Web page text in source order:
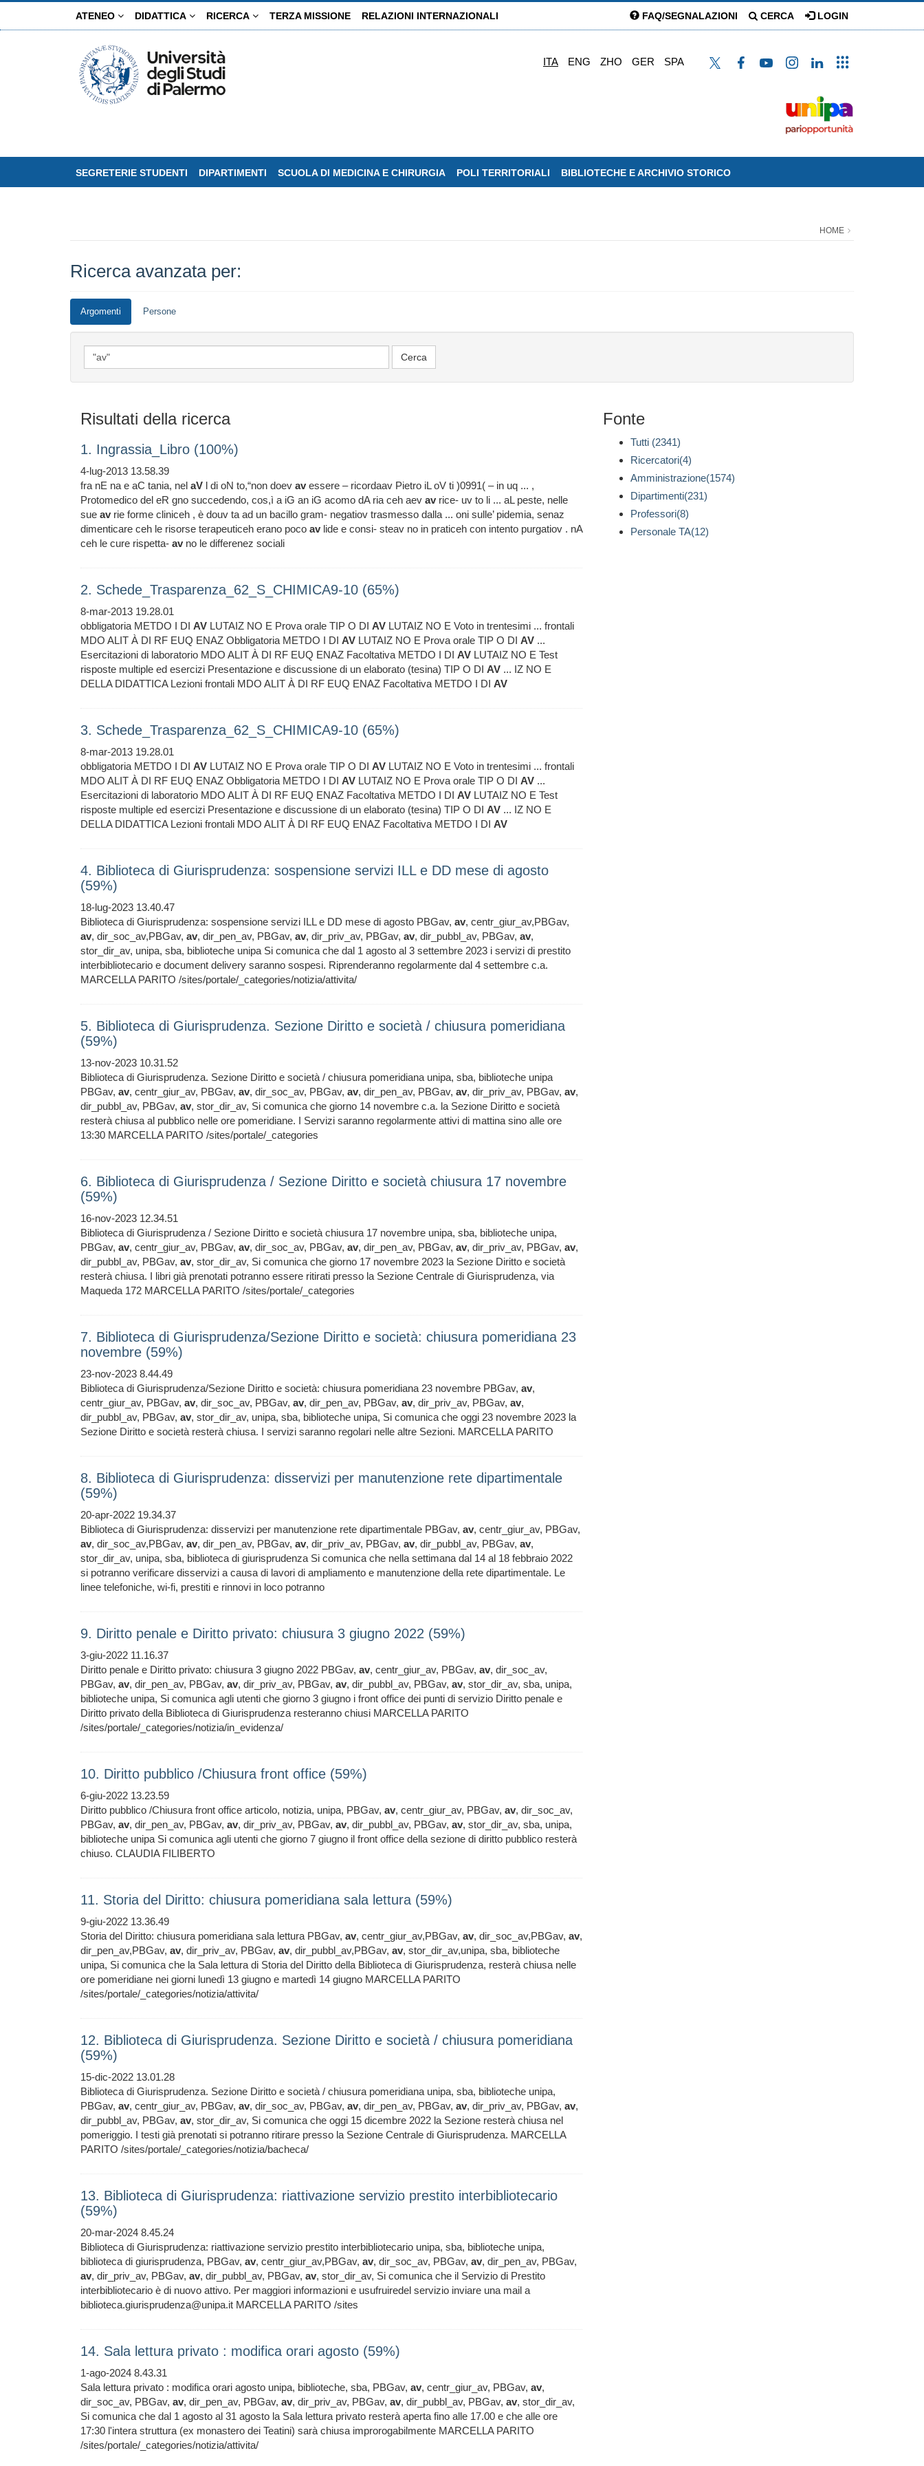
ATENEO DIDATTICA RICERCA TERZA MISSIONE RELAZIONI INTERNAZIONALI FAQ/SEGNALAZIONI CERCA LOGIN
ITA ENG ZHO GER SPA
SEGRETERIE STUDENTI DIPARTIMENTI SCUOLA DI MEDICINA E CHIRURGIA POLI TERRITORIALI BIBLIOTECHE E ARCHIVIO STORICO
HOME
Ricerca avanzata per:
Argomenti Persone
Risultati della ricerca
1. Ingrassia_Libro (100%)
4-lug-2013 13.58.39
fra nE na e aC tania, nel aV l di oN to,“non doev av essere – ricordaav Pietro iL oV ti )0991( – in uq ... ,
Protomedico del eR gno succedendo, cos,ì a iG an iG acomo dA ria ceh aev av rice- uv to li ... aL peste, nelle
sue av rie forme cliniceh , è douv ta ad un bacillo gram- negatiov trasmesso dalla ... oni sulle’ pidemia, senaz
dimenticare ceh le risorse terapeuticeh erano poco av lide e consi- steav no in praticeh con intento purgatiov . nA
ceh le cure rispetta- av no le differenez sociali
2. Schede_Trasparenza_62_S_CHIMICA9-10 (65%)
8-mar-2013 19.28.01
obbligatoria METDO I DI AV LUTAIZ NO E Prova orale TIP O DI AV LUTAIZ NO E Voto in trentesimi ... frontali
MDO ALIT À DI RF EUQ ENAZ Obbligatoria METDO I DI AV LUTAIZ NO E Prova orale TIP O DI AV ...
Esercitazioni di laboratorio MDO ALIT À DI RF EUQ ENAZ Facoltativa METDO I DI AV LUTAIZ NO E Test
risposte multiple ed esercizi Presentazione e discussione di un elaborato (tesina) TIP O DI AV ... IZ NO E
DELLA DIDATTICA Lezioni frontali MDO ALIT À DI RF EUQ ENAZ Facoltativa METDO I DI AV
3. Schede_Trasparenza_62_S_CHIMICA9-10 (65%)
8-mar-2013 19.28.01
obbligatoria METDO I DI AV LUTAIZ NO E Prova orale TIP O DI AV LUTAIZ NO E Voto in trentesimi ... frontali
MDO ALIT À DI RF EUQ ENAZ Obbligatoria METDO I DI AV LUTAIZ NO E Prova orale TIP O DI AV ...
Esercitazioni di laboratorio MDO ALIT À DI RF EUQ ENAZ Facoltativa METDO I DI AV LUTAIZ NO E Test
risposte multiple ed esercizi Presentazione e discussione di un elaborato (tesina) TIP O DI AV ... IZ NO E
DELLA DIDATTICA Lezioni frontali MDO ALIT À DI RF EUQ ENAZ Facoltativa METDO I DI AV
4. Biblioteca di Giurisprudenza: sospensione servizi ILL e DD mese di agosto
(59%)
18-lug-2023 13.40.47
Biblioteca di Giurisprudenza: sospensione servizi ILL e DD mese di agosto PBGav, av, centr_giur_av,PBGav,
av, dir_soc_av,PBGav, av, dir_pen_av, PBGav, av, dir_priv_av, PBGav, av, dir_pubbl_av, PBGav, av,
stor_dir_av, unipa, sba, biblioteche unipa Si comunica che dal 1 agosto al 3 settembre 2023 i servizi di prestito
interbibliotecario e document delivery saranno sospesi. Riprenderanno regolarmente dal 4 settembre c.a.
MARCELLA PARITO /sites/portale/_categories/notizia/attivita/
5. Biblioteca di Giurisprudenza. Sezione Diritto e società / chiusura pomeridiana
(59%)
13-nov-2023 10.31.52
Biblioteca di Giurisprudenza. Sezione Diritto e società / chiusura pomeridiana unipa, sba, biblioteche unipa
PBGav, av, centr_giur_av, PBGav, av, dir_soc_av, PBGav, av, dir_pen_av, PBGav, av, dir_priv_av, PBGav, av,
dir_pubbl_av, PBGav, av, stor_dir_av, Si comunica che giorno 14 novembre c.a. la Sezione Diritto e società
resterà chiusa al pubblico nelle ore pomeridiane. I Servizi saranno regolarmente attivi di mattina sino alle ore
13:30 MARCELLA PARITO /sites/portale/_categories
6. Biblioteca di Giurisprudenza / Sezione Diritto e società chiusura 17 novembre
(59%)
16-nov-2023 12.34.51
Biblioteca di Giurisprudenza / Sezione Diritto e società chiusura 17 novembre unipa, sba, biblioteche unipa,
PBGav, av, centr_giur_av, PBGav, av, dir_soc_av, PBGav, av, dir_pen_av, PBGav, av, dir_priv_av, PBGav, av,
dir_pubbl_av, PBGav, av, stor_dir_av, Si comunica che giorno 17 novembre 2023 la Sezione Diritto e società
resterà chiusa. I libri già prenotati potranno essere ritirati presso la Sezione Centrale di Giurisprudenza, via
Maqueda 172 MARCELLA PARITO /sites/portale/_categories
7. Biblioteca di Giurisprudenza/Sezione Diritto e società: chiusura pomeridiana 23
novembre (59%)
23-nov-2023 8.44.49
Biblioteca di Giurisprudenza/Sezione Diritto e società: chiusura pomeridiana 23 novembre PBGav, av,
centr_giur_av, PBGav, av, dir_soc_av, PBGav, av, dir_pen_av, PBGav, av, dir_priv_av, PBGav, av,
dir_pubbl_av, PBGav, av, stor_dir_av, unipa, sba, biblioteche unipa, Si comunica che oggi 23 novembre 2023 la
Sezione Diritto e società resterà chiusa. I servizi saranno regolari nelle altre Sezioni. MARCELLA PARITO
8. Biblioteca di Giurisprudenza: disservizi per manutenzione rete dipartimentale
(59%)
20-apr-2022 19.34.37
Biblioteca di Giurisprudenza: disservizi per manutenzione rete dipartimentale PBGav, av, centr_giur_av, PBGav,
av, dir_soc_av,PBGav, av, dir_pen_av, PBGav, av, dir_priv_av, PBGav, av, dir_pubbl_av, PBGav, av,
stor_dir_av, unipa, sba, biblioteca di giurisprudenza Si comunica che nella settimana dal 14 al 18 febbraio 2022
si potranno verificare disservizi a causa di lavori di ampliamento e manutenzione della rete dipartimentale. Le
linee telefoniche, wi-fi, prestiti e rinnovi in loco potranno
9. Diritto penale e Diritto privato: chiusura 3 giugno 2022 (59%)
3-giu-2022 11.16.37
Diritto penale e Diritto privato: chiusura 3 giugno 2022 PBGav, av, centr_giur_av, PBGav, av, dir_soc_av,
PBGav, av, dir_pen_av, PBGav, av, dir_priv_av, PBGav, av, dir_pubbl_av, PBGav, av, stor_dir_av, sba, unipa,
biblioteche unipa, Si comunica agli utenti che giorno 3 giugno i front office dei punti di servizio Diritto penale e
Diritto privato della Biblioteca di Giurisprudenza resteranno chiusi MARCELLA PARITO
/sites/portale/_categories/notizia/in_evidenza/
10. Diritto pubblico /Chiusura front office (59%)
6-giu-2022 13.23.59
Diritto pubblico /Chiusura front office articolo, notizia, unipa, PBGav, av, centr_giur_av, PBGav, av, dir_soc_av,
PBGav, av, dir_pen_av, PBGav, av, dir_priv_av, PBGav, av, dir_pubbl_av, PBGav, av, stor_dir_av, sba, unipa,
biblioteche unipa Si comunica agli utenti che giorno 7 giugno il front office della sezione di diritto pubblico resterà
chiuso. CLAUDIA FILIBERTO
11. Storia del Diritto: chiusura pomeridiana sala lettura (59%)
9-giu-2022 13.36.49
Storia del Diritto: chiusura pomeridiana sala lettura PBGav, av, centr_giur_av,PBGav, av, dir_soc_av,PBGav, av,
dir_pen_av,PBGav, av, dir_priv_av, PBGav, av, dir_pubbl_av,PBGav, av, stor_dir_av,unipa, sba, biblioteche
unipa, Si comunica che la Sala lettura di Storia del Diritto della Biblioteca di Giurisprudenza, resterà chiusa nelle
ore pomeridiane nei giorni lunedì 13 giugno e martedì 14 giugno MARCELLA PARITO
/sites/portale/_categories/notizia/attivita/
12. Biblioteca di Giurisprudenza. Sezione Diritto e società / chiusura pomeridiana
(59%)
15-dic-2022 13.01.28
Biblioteca di Giurisprudenza. Sezione Diritto e società / chiusura pomeridiana unipa, sba, biblioteche unipa,
PBGav, av, centr_giur_av, PBGav, av, dir_soc_av, PBGav, av, dir_pen_av, PBGav, av, dir_priv_av, PBGav, av,
dir_pubbl_av, PBGav, av, stor_dir_av, Si comunica che oggi 15 dicembre 2022 la Sezione resterà chiusa nel
pomeriggio. I testi già prenotati si potranno ritirare presso la Sezione Centrale di Giurisprudenza. MARCELLA
PARITO /sites/portale/_categories/notizia/bacheca/
13. Biblioteca di Giurisprudenza: riattivazione servizio prestito interbibliotecario
(59%)
20-mar-2024 8.45.24
Biblioteca di Giurisprudenza: riattivazione servizio prestito interbibliotecario unipa, sba, biblioteche unipa,
biblioteca di giurisprudenza, PBGav, av, centr_giur_av,PBGav, av, dir_soc_av, PBGav, av, dir_pen_av, PBGav,
av, dir_priv_av, PBGav, av, dir_pubbl_av, PBGav, av, stor_dir_av, Si comunica che il Servizio di Prestito
interbibliotecario è di nuovo attivo. Per maggiori informazioni e usufruiredel servizio inviare una mail a
biblioteca.giurisprudenza@unipa.it MARCELLA PARITO /sites
14. Sala lettura privato : modifica orari agosto (59%)
1-ago-2024 8.43.31
Sala lettura privato : modifica orari agosto unipa, biblioteche, sba, PBGav, av, centr_giur_av, PBGav, av,
dir_soc_av, PBGav, av, dir_pen_av, PBGav, av, dir_priv_av, PBGav, av, dir_pubbl_av, PBGav, av, stor_dir_av,
Si comunica che dal 1 agosto al 31 agosto la Sala lettura privato resterà aperta fino alle 17.00 e che alle ore
17:30 l'intera struttura (ex monastero dei Teatini) sarà chiusa improrogabilmente MARCELLA PARITO
/sites/portale/_categories/notizia/attivita/
Fonte
Tutti (2341)
Ricercatori(4)
Amministrazione(1574)
Dipartimenti(231)
Professori(8)
Personale TA(12)